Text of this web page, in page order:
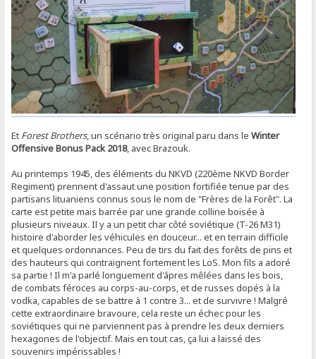
Et Forest Brothers, un scénario très original paru dans leWinter
Offensive Bonus Pack 2018, avec Brazouk.
Au printemps 1945, des éléments du NKVD (220ème NKVD Border
Regiment) prennent d'assaut une position fortifiée tenue par des
partisans lituaniens connus sous le nom de "Frères de la Forêt". La
carte est petite mais barrée par une grande colline boisée à
plusieurs niveaux. Il y a un petit char côté soviétique (T-26 M31)
histoire d'aborder les véhicules en douceur... et en terrain difficile
et quelques ordonnances. Peu de tirs du fait des forêts de pins et
des hauteurs qui contraignent fortement les LoS. Mon fils a adoré
sa partie ! Il m'a parlé longuement d'âpres mêlées dans les bois,
de combats féroces au corps-au-corps, et de russes dopés à la
vodka, capables de se battre à 1 contre 3... et de survivre ! Malgré
cette extraordinaire bravoure, cela reste un échec pour les
soviétiques qui ne parviennent pas à prendre les deux derniers
hexagones de l'objectif. Mais en tout cas, ça lui a laissé des
souvenirs impérissables !